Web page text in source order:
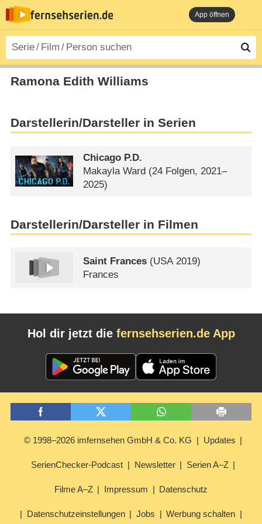
App öffnen
Ramona Edith Williams
Darstellerin/Darsteller in Serien
Chicago P.D.
Makayla Ward (24 Folgen, 2021–
2025)
Darstellerin/Darsteller in Filmen
Saint Frances (USA 2019)
Frances
Hol dir jetzt die fernsehserien.de App
© 1998–2026 imfernsehen GmbH & Co. KG Updates
SerienChecker-Podcast Newsletter Serien A–Z
Filme A–Z Impressum Datenschutz
Datenschutzeinstellungen Jobs Werbung schalten